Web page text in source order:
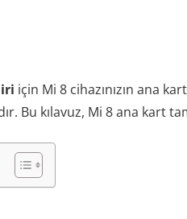
için Mi 8 cihazınızın ana
Bu kılavuz, Mi 8 ana kart